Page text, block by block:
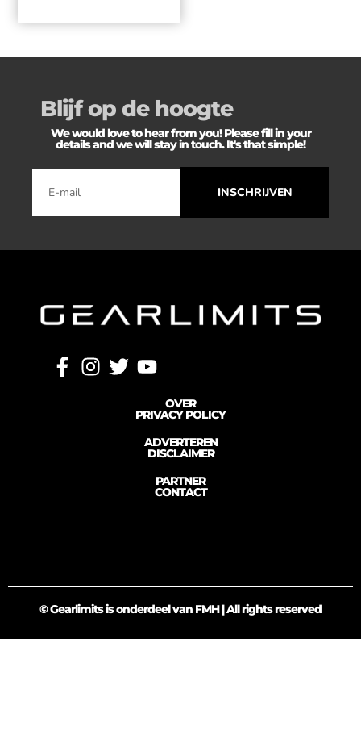
Blijf op de hoogte
We would love to hear from you! Please fill in your
details and we will stay in touch. It's that simple!
INSCHRIJVEN
OVER
PRIVACY POLICY
ADVERTEREN
DISCLAIMER
PARTNER
CONTACT
© Gearlimits is onderdeel van FMH | All rights reserved